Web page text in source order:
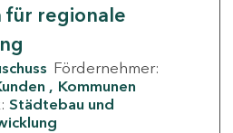
für regionale
Fördernehmer:
Kommunen
Städtebau und